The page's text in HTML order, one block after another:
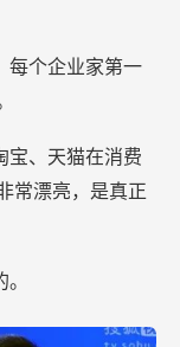
每个企业家第一
宝、天猫在消费
常漂亮，是真正